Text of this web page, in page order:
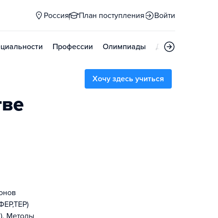
Россия План поступления Войти
Профессии Олимпиады Дни открытых
Методы
Хочу здесь учиться